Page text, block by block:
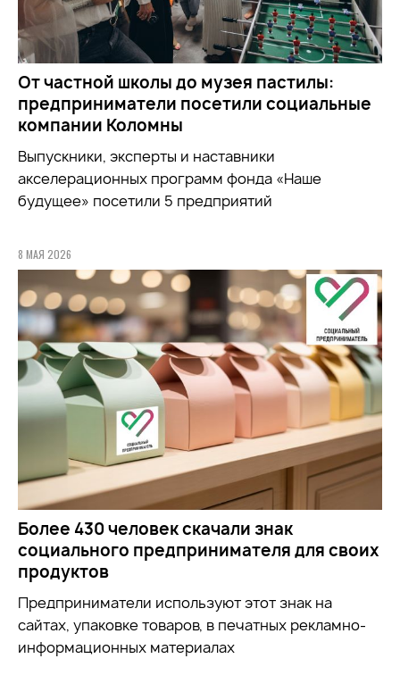
От частной школы до музея пастилы:
предприниматели посетили социальные
компании Коломны
Выпускники, эксперты и наставники
акселерационных программ фонда «Наше
будущее» посетили 5 предприятий
8 МАЯ 2026
Более 430 человек скачали знак
социального предпринимателя для своих
продуктов
Предприниматели используют этот знак на
сайтах, упаковке товаров, в печатных рекламно-
информационных материалах